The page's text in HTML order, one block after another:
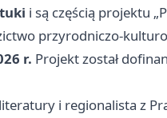
i są częścią projektu
przyrodniczo-
r. Projekt został
i regionalista z